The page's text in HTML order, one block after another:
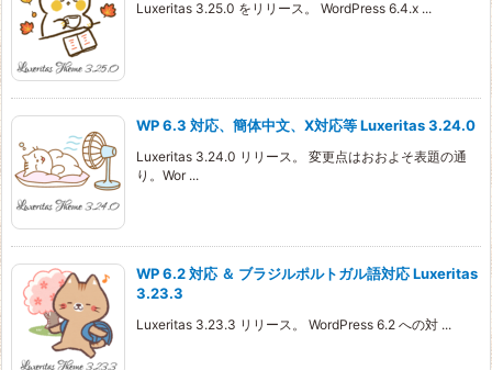
Luxeritas 3.25.0 をリリース。 WordPress 6.4.x ...
WP 6.3 対応、簡体中文、X対応等 Luxeritas 3.24.0
Luxeritas 3.24.0 リリース。 変更点はおおよそ表題の通
り。Wor ...
WP 6.2 対応 ＆ ブラジルポルトガル語対応 Luxeritas
3.23.3
Luxeritas 3.23.3 リリース。 WordPress 6.2 への対 ...